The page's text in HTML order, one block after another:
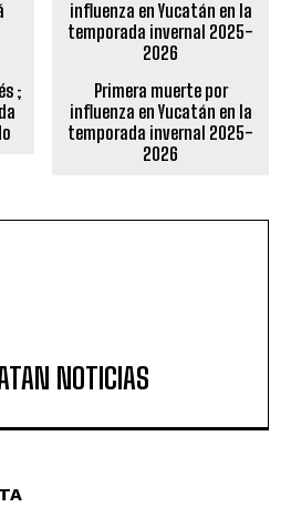
;
Primera muerte por
influenza en Yucatán en la
temporada invernal 2025-
2026
NOTICIAS